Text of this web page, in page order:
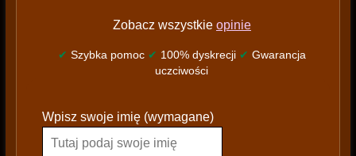
Zobacz wszystkie opinie
✔ Szybka pomoc ✔ 100% dyskrecji ✔ Gwarancja
uczciwości
l
Wpisz swoje imię (wymagane)